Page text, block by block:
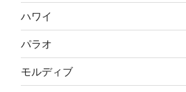
ハワイ
パラオ
モルディブ